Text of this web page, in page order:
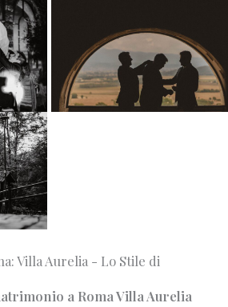
Villa Aurelia - Lo Stile di
a Roma Villa Aurelia